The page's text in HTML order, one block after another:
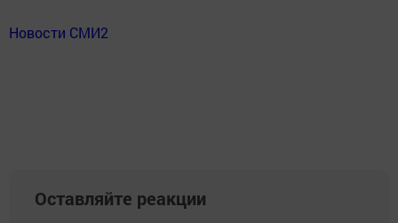
Новости СМИ2
Оставляйте реакции